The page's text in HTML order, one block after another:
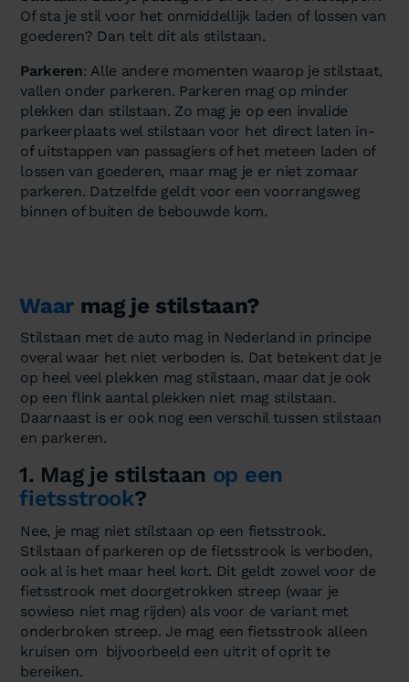
Of sta je stil voor het onmiddellijk laden of lossen van
goederen? Dan telt dit als stilstaan.
Parkeren: Alle andere momenten waarop je stilstaat,
vallen onder parkeren. Parkeren mag op minder
plekken dan stilstaan. Zo mag je op een invalide
parkeerplaats wel stilstaan voor het direct laten in-
of uitstappen van passagiers of het meteen laden of
lossen van goederen, maar mag je er niet zomaar
parkeren. Datzelfde geldt voor een voorrangsweg
binnen of buiten de bebouwde kom.
Waarmag je stilstaan?
Stilstaan met de auto mag in Nederland in principe
overal waar het niet verboden is. Dat betekent dat je
op heel veel plekken mag stilstaan, maar dat je ook
op een flink aantal plekken niet mag stilstaan.
Daarnaast is er ook nog een verschil tussen stilstaan
en parkeren.
1. Mag je stilstaan op een
fietsstrook?
Nee, je mag niet stilstaan op een fietsstrook.
Stilstaan of parkeren op de fietsstrook is verboden,
ook al is het maar heel kort. Dit geldt zowel voor de
fietsstrook met doorgetrokken streep (waar je
sowieso niet mag rijden) als voor de variant met
onderbroken streep. Je mag een fietsstrook alleen
kruisen om bijvoorbeeld een uitrit of oprit te
bereiken.